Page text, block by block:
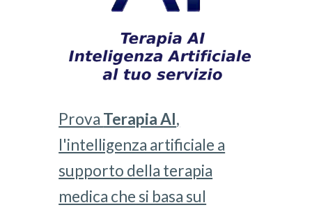
Prova Terapia AI,
l'intelligenza artificiale a
supporto della terapia
medica che si basa sul